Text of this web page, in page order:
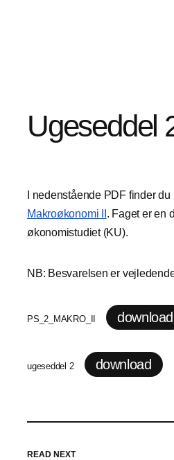
Ugeseddel
I nedenstående PDF finder
Makroøkonomi II . Faget er en
økonomistudiet (KU).
NB: Besvarelsen er
PS_2_MAKRO_II download
ugeseddel 2 download
READ NEXT